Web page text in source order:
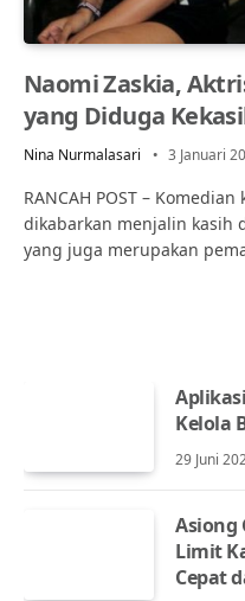
Naomi Zaskia,
yang Diduga
Nina Nurmalasari 3 Januari
RANCAH POST –
dikabarkan menjalin kasih
yang juga merupakan
Kelola
29 Juni
Asiong
Limit
Cepat